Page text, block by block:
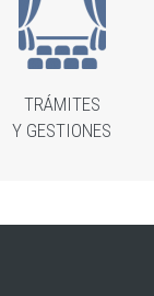
TRÁMITES
Y GESTIONES